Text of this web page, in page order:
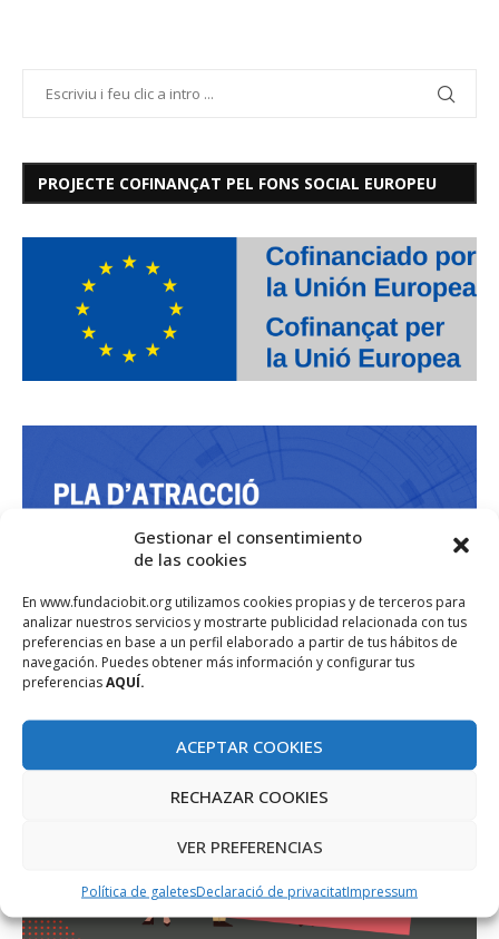
Gestionar el consentimiento
de las cookies
En www.fundaciobit.org utilizamos cookies propias y de terceros para
analizar nuestros servicios y mostrarte publicidad relacionada con tus
preferencias en base a un perfil elaborado a partir de tus hábitos de
navegación. Puedes obtener más información y configurar tus
preferenciasAQUÍ.
ACEPTAR COOKIES
RECHAZAR COOKIES
VER PREFERENCIAS
Política de galetesDeclaració de privacitatImpressum
PROJECTE COFINANÇAT PEL FONS SOCIAL EUROPEU